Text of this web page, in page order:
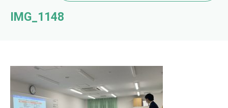
IMG_1148